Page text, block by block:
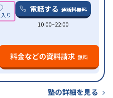
電話する 通話料無料
10:00~22:00
料金などの資料請求 無料
塾の詳細を見る